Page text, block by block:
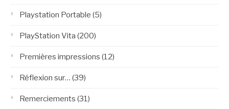
Playstation Portable (5)
PlayStation Vita (200)
Premières impressions (12)
Réflexion sur… (39)
Remerciements (31)